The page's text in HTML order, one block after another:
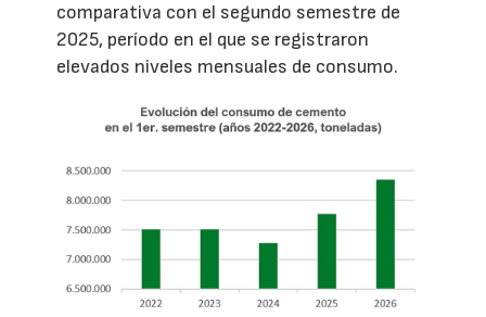
comparativa con el segundo semestre de
2025, período en el que se registraron
elevados niveles mensuales de consumo.